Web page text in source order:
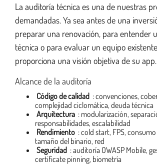
La auditoría técnica es una de nuestras
demandadas. Ya sea antes de una
preparar una renovación, para entender
técnica o para evaluar un equipo
proporciona una visión objetiva de su app.
Alcance de la auditoría
Código de calidad : convenciones,
complejidad ciclomática, deuda técnica
Arquitectura : modularización,
responsabilidades, escalabilidad
Rendimiento : cold start, FPS,
tamaño del binario, red
Seguridad : auditoría OWASP Mobile,
certificate pinning, biometría